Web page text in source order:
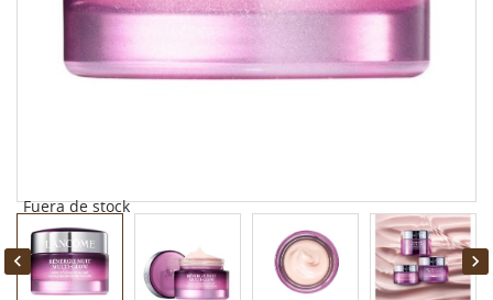
Fuera de stock
 